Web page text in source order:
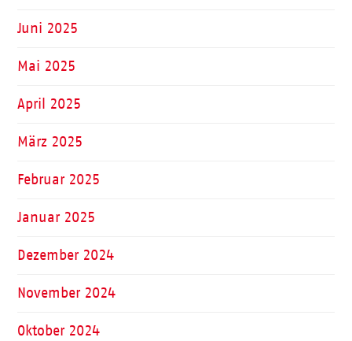
Juni 2025
Mai 2025
April 2025
März 2025
Februar 2025
Januar 2025
Dezember 2024
November 2024
Oktober 2024